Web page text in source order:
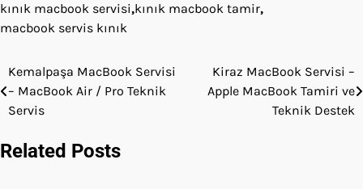
kınık macbook servisi,kınık macbook tamir,
macbook servis kınık
Yazı
gezinmesi
Kemalpaşa MacBook Servisi
– MacBook Air / Pro Teknik
Servis
Kiraz MacBook Servisi –
Apple MacBook Tamiri ve
Teknik Destek
Related Posts